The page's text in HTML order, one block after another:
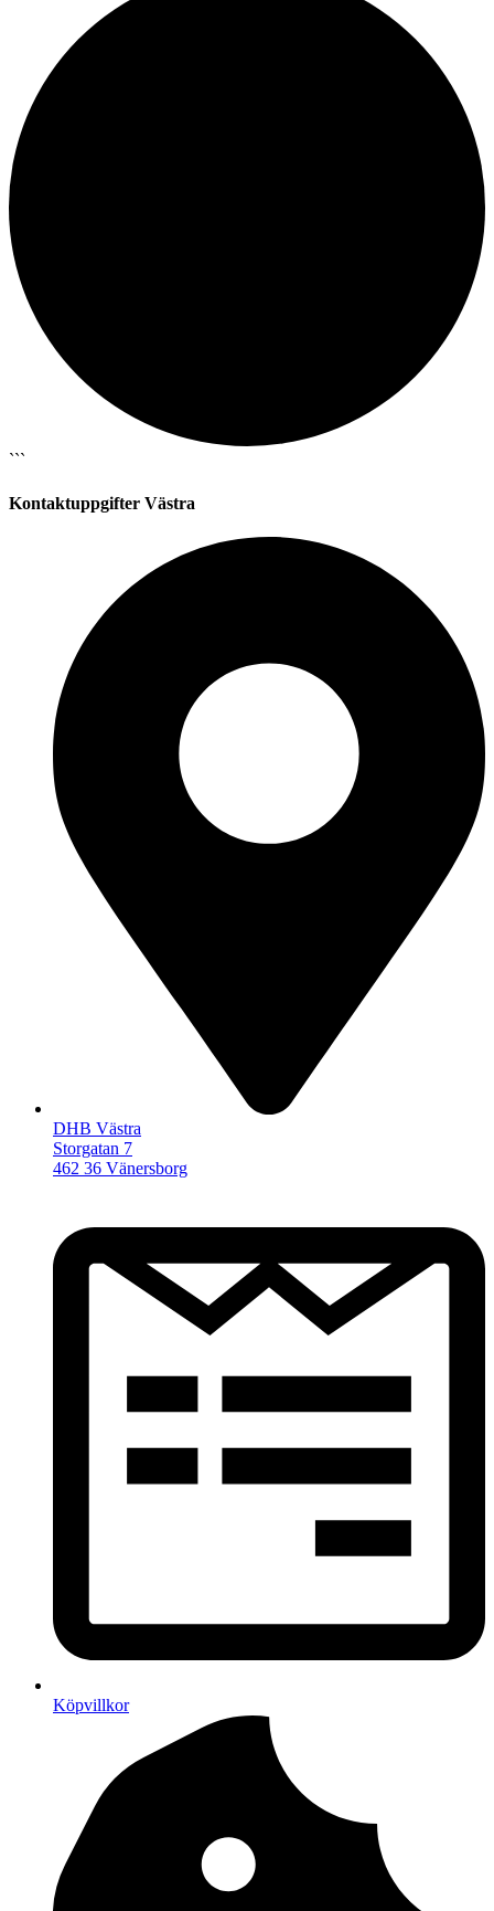
```
Kontaktuppgifter Västra
DHB Västra
Storgatan 7
462 36 Vänersborg
Köpvillkor